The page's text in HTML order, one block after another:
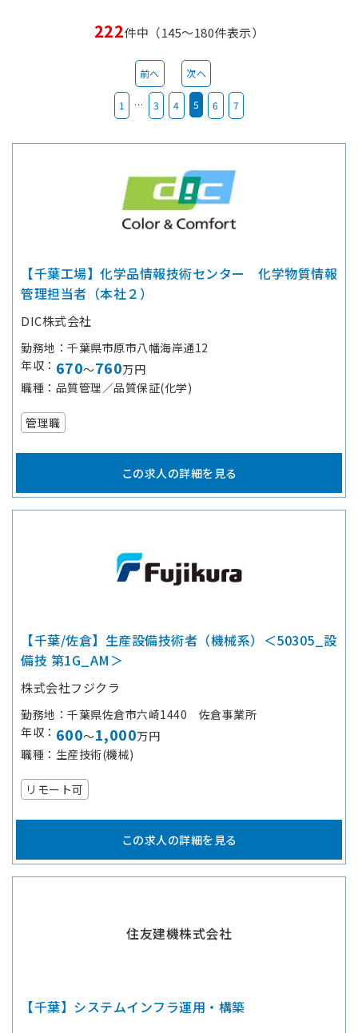
222件中（145～180件表示）
前へ
1 … 3 4 5 6 7
次へ
【千葉工場】化学品情報技術センター 化学物質情報
管理担当者（本社２）
DIC株式会社
勤務地
千葉県市原市八幡海岸通12
年収
670～760万円
職種
品質管理／品質保証(化学)
管理職
この求人の詳細を見る
【千葉/佐倉】生産設備技術者（機械系）＜50305_設
備技 第1G_AM＞
株式会社フジクラ
勤務地
千葉県佐倉市六崎1440 佐倉事業所
年収
600～1,000万円
職種
生産技術(機械)
リモート可
この求人の詳細を見る
住友建機株式会社
【千葉】システムインフラ運用・構築